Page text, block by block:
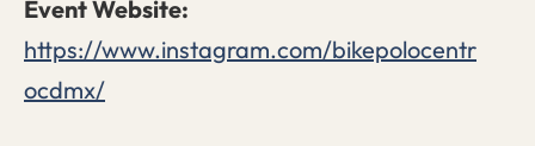
https://www.instagram.com/bikepolocentr
ocdmx/